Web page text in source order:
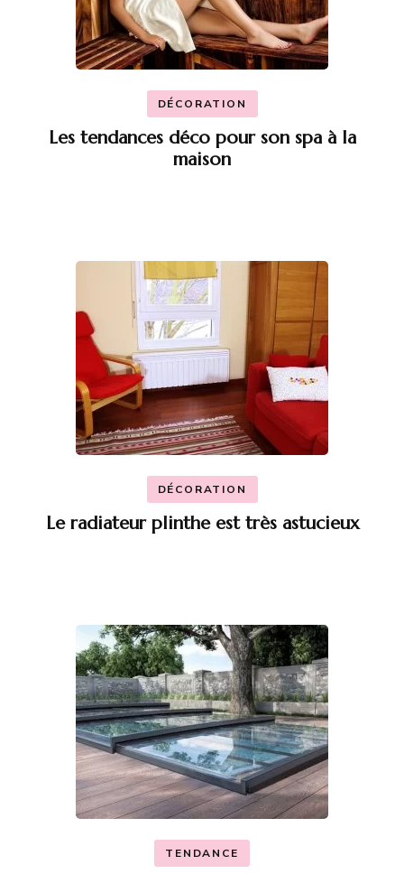
DÉCORATION
Les tendances déco pour son spa à la
maison
DÉCORATION
Le radiateur plinthe est très astucieux
TENDANCE